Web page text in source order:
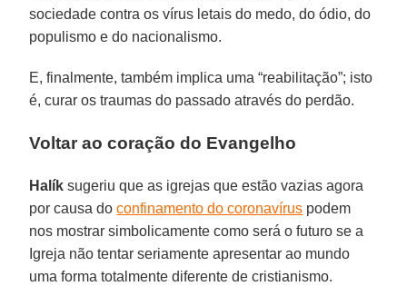
sociedade contra os vírus letais do medo, do ódio, do
populismo e do nacionalismo.
E, finalmente, também implica uma “reabilitação”; isto
é, curar os traumas do passado através do perdão.
Voltar ao coração do Evangelho
Halík sugeriu que as igrejas que estão vazias agora
por causa doconfinamento do coronavírus podem
nos mostrar simbolicamente como será o futuro se a
Igreja não tentar seriamente apresentar ao mundo
uma forma totalmente diferente de cristianismo.